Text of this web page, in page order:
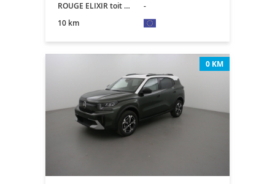
ROUGE ELIXIR toit NOIR
-
10 km
0 KM